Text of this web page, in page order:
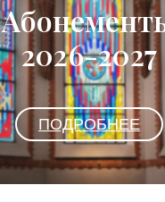
2026-2027
ПОДРОБНЕЕ